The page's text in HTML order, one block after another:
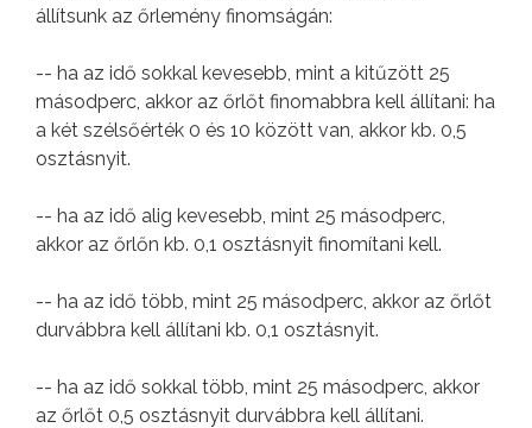
állítsunk az őrlemény finomságán:
-- ha az idő sokkal kevesebb, mint a kitűzött 25
másodperc, akkor az őrlőt finomabbra kell állítani: ha
a két szélsőérték 0 és 10 között van, akkor kb. 0,5
osztásnyit.
-- ha az idő alig kevesebb, mint 25 másodperc,
akkor az őrlőn kb. 0,1 osztásnyit finomítani kell.
-- ha az idő több, mint 25 másodperc, akkor az őrlőt
durvábbra kell állítani kb. 0,1 osztásnyit.
-- ha az idő sokkal több, mint 25 másodperc, akkor
az őrlőt 0,5 osztásnyit durvábbra kell állítani.